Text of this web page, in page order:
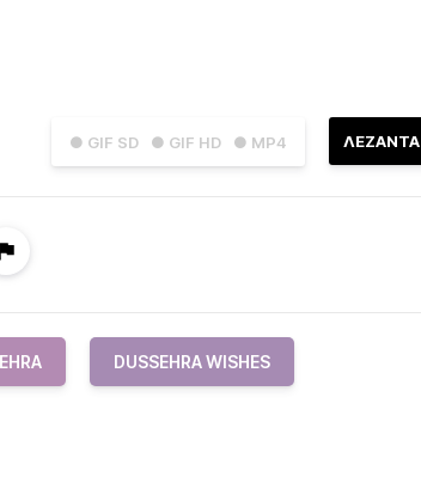
● GIF SD ● GIF HD ● MP4 ΛΕΖΑΝΤΑ
DUSSEHRA WISHES